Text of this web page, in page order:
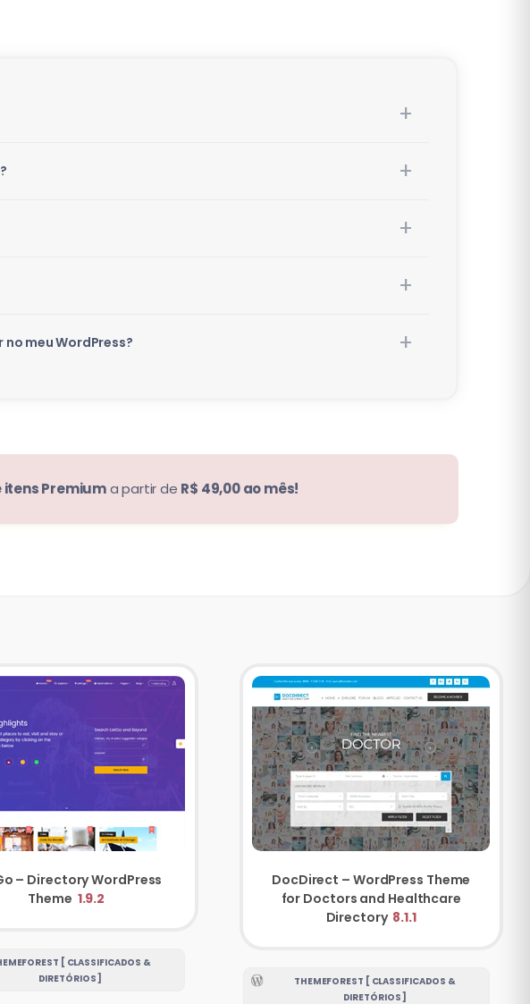
meu WordPress?
Premiuma partir de R$ 49,00 ao mês!
– Directory WordPress
Theme 1.9.2
[ CLASSIFICADOS &
DIRETÓRIOS ]
DocDirect – WordPress Theme
for Doctors and Healthcare
Directory 8.1.1
THEMEFOREST [ CLASSIFICADOS &
DIRETÓRIOS ]